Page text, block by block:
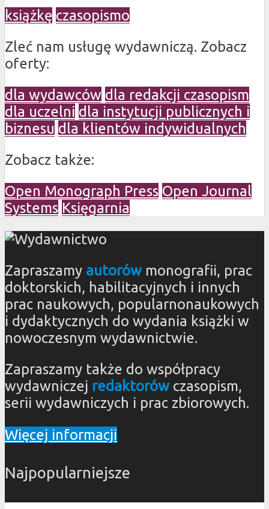
książkę czasopismo
Zleć nam usługę wydawniczą. Zobacz
oferty:
dla wydawców dla redakcji czasopism
dla uczelni dla instytucji publicznych i
biznesu dla klientów indywidualnych
Zobacz także:
Open Monograph Press Open Journal
Systems Księgarnia
Zapraszamy autorówmonografii, prac
doktorskich, habilitacyjnych i innych
prac naukowych, popularnonaukowych
i dydaktycznych do wydania książki w
nowoczesnym wydawnictwie.
Zapraszamy także do współpracy
wydawniczej redaktorówczasopism,
serii wydawniczych i prac zbiorowych.
Więcej informacji
Najpopularniejsze